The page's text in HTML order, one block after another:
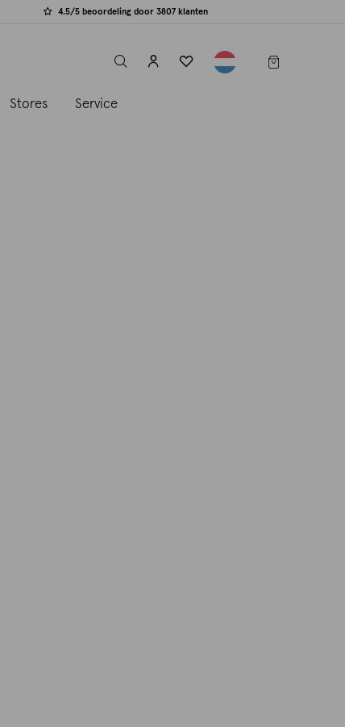
4.5/5 beoordeling door 3807 klanten
label.header.toggle
Stores Service